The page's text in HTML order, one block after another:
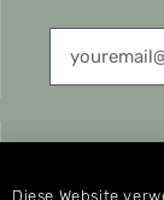
Diese Website